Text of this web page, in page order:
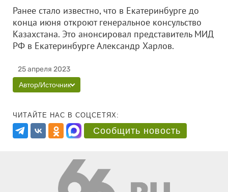
Ранее стало известно, что в Екатеринбурге до
конца июня откроют генеральное консульство
Казахстана. Это анонсировал представитель МИД
РФ в Екатеринбурге Александр Харлов.
25 апреля 2023
Автор/Источник
ЧИТАЙТЕ НАС В СОЦСЕТЯХ:
Сообщить новость